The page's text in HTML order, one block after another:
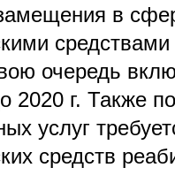
в
очередь
2020 г. Также
услуг
средств